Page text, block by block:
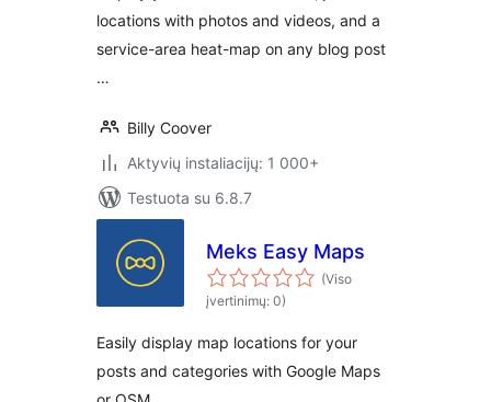
locations with photos and videos, and a
service-area heat-map on any blog post
…
Billy Coover
Aktyvių instaliacijų: 1 000+
Testuota su 6.8.7
Meks Easy Maps
(Viso
įvertinimų: 0)
Easily display map locations for your
posts and categories with Google Maps